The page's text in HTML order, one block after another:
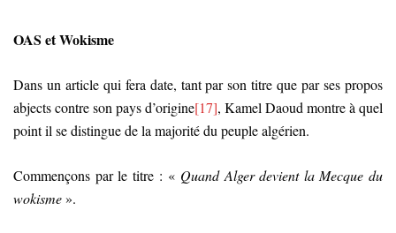
OAS et Wokisme
Dans un article qui fera date, tant par son titre que par ses propos
abjects contre son pays d’origine[17], Kamel Daoud montre à quel
point il se distingue de la majorité du peuple algérien.
Commençons par le titre : « Quand Alger devient la Mecque du
wokisme».